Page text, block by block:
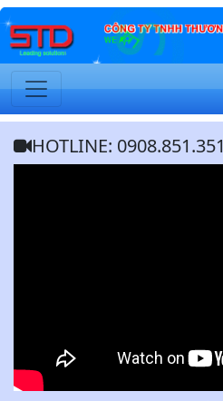
HOTLINE: 0908.851.351